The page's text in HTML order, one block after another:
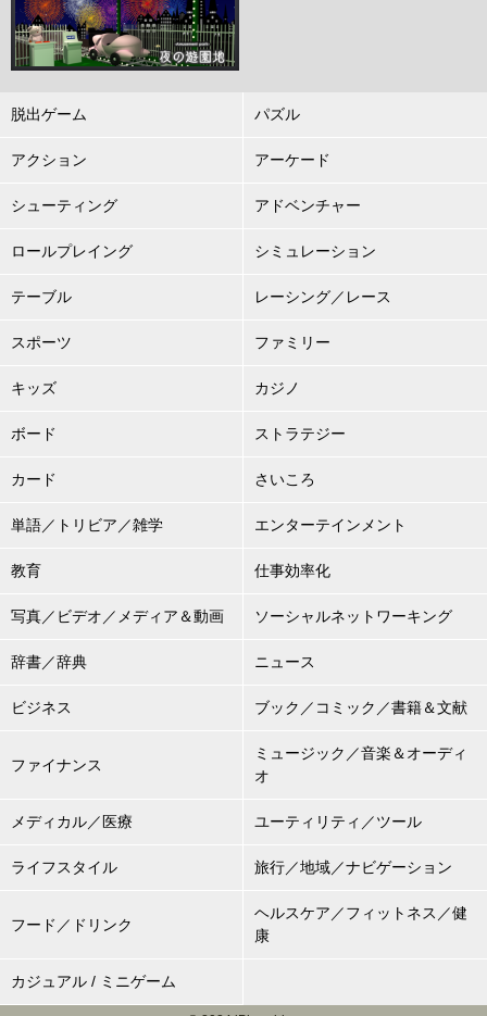
脱出ゲーム パズル
アクション アーケード
シューティング アドベンチャー
ロールプレイング シミュレーション
テーブル レーシング／レース
スポーツ ファミリー
キッズ カジノ
ボード ストラテジー
カード さいころ
単語／トリビア／雑学 エンターテインメント
教育 仕事効率化
写真／ビデオ／メディア＆動画 ソーシャルネットワーキング
辞書／辞典 ニュース
ビジネス ブック／コミック／書籍＆文献
ファイナンス
ミュージック／音楽＆オーディ
オ
メディカル／医療 ユーティリティ／ツール
ライフスタイル 旅行／地域／ナビゲーション
フード／ドリンク
ヘルスケア／フィットネス／健
康
カジュアル / ミニゲーム